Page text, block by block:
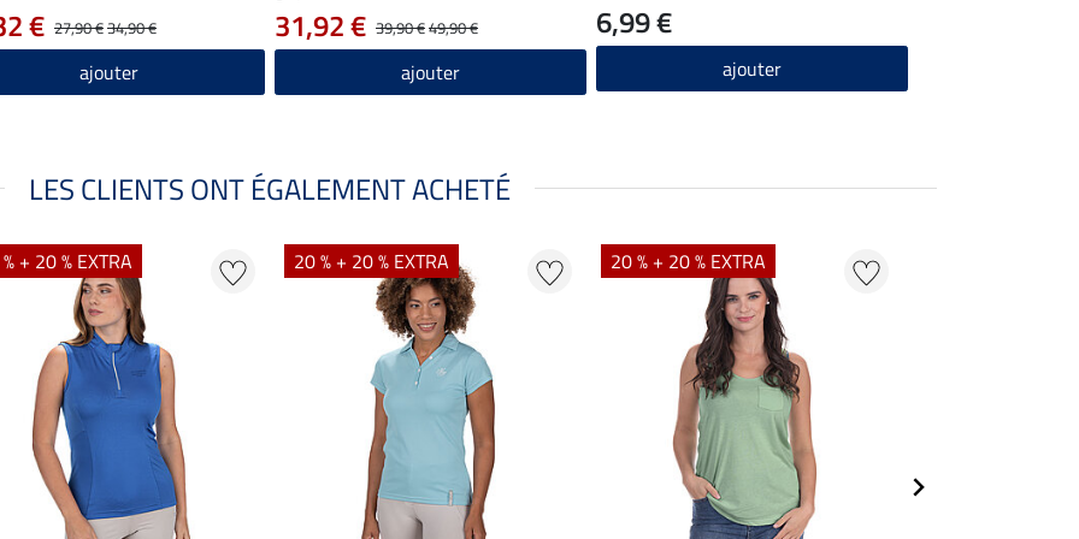
27,90 €34,90 €
€
ajouter
39,90 €49,90 €
31,92 €
ajouter
6,99 €
ajouter
LES CLIENTS ONT ÉGALEMENT ACHETÉ
+ 20 % EXTRA 20 % + 20 % EXTRA 20 % + 20 % EXTRA